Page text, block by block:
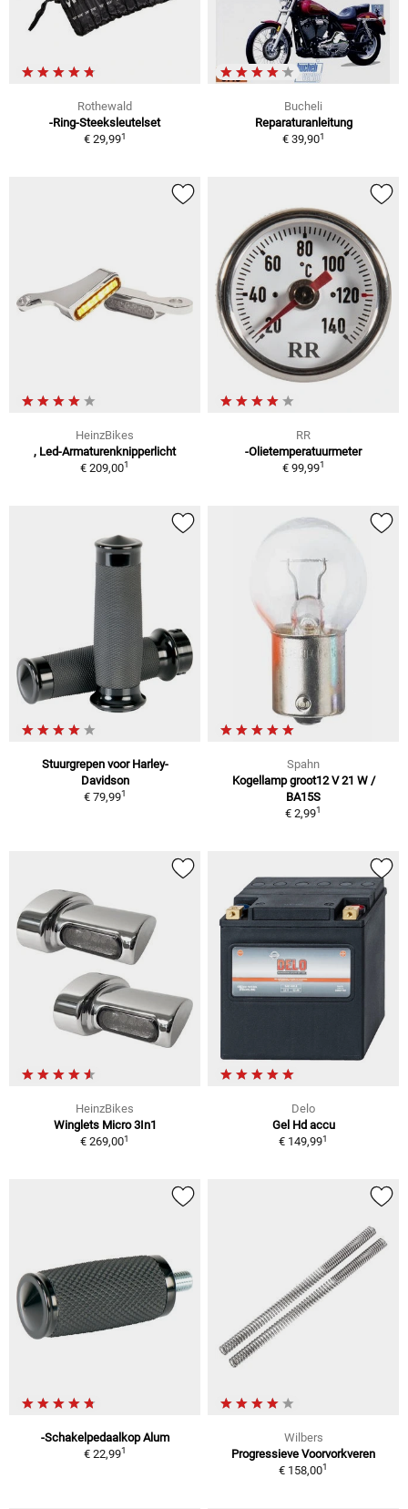
Rothewald
-Ring-Steeksleutelset
€ 29,991
Bucheli
Reparaturanleitung
€ 39,901
HeinzBikes
, Led-Armaturenknipperlicht
€ 209,001
RR
-Olietemperatuurmeter
€ 99,991
Stuurgrepen voor Harley-
Davidson
€ 79,991
Spahn
Kogellamp groot12 V 21 W /
BA15S
€ 2,991
HeinzBikes
Winglets Micro 3In1
€ 269,001
Delo
Gel Hd accu
€ 149,991
-Schakelpedaalkop Alum
€ 22,991
Wilbers
Progressieve Voorvorkveren
€ 158,001